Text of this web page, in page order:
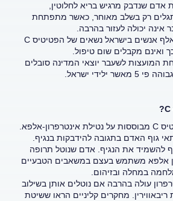
אדם שנדבק מרגיש בריא לחלוטין,
רק בשלב מאוחר, כאשר מתפתחת
יכולה לעזור בהרבה.
לפי הסטטיסטיקה, כ-60 אלף אנשים בישראל נשאים של הפטיטיס C
ואינם מקבלים שום טיפול.
המועצות לשעבר יוצאי המדינה סובלים
כל שיטות הטיפול בהפטיטיס C מבוססות על נטילת אינטרפרון-אלפא.
גוף האדם בתגובה להידבקות בנגיף.
להשמיד את הנגיף. אדם שנוטל תרופה
אלפא משתמש בעצם במשאבים הטבעיים
במחלה ובזיהום.
עולה בהרבה אם נוטלים אותן בשילוב
מחקרים קליניים הראו ששיטת